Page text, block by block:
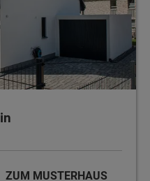
ZUM MUSTERHAUS